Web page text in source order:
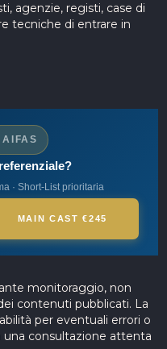
agenzie, registi, case di
tecniche di entrare in
· Short-List prioritaria
MAIN CAST €245
monitoraggio, non
contenuti pubblicati. La
per eventuali errori o
consultazione attenta